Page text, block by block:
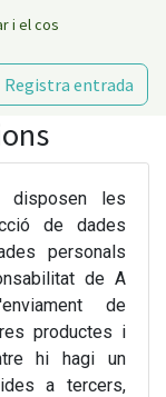
i el cos
Registra entrada
disposen les
de dades
personals
de A
de
productes i
hi hagi un
a tercers,